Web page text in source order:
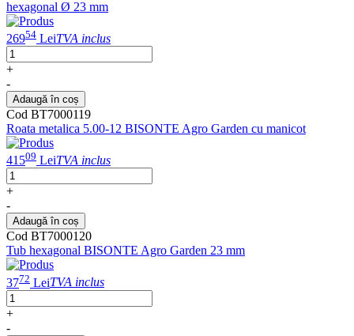
hexagonal Ø 23 mm
26954 LeiTVA inclus
+
-
Adaugă în coș
Cod BT7000119
Roata metalica 5.00-12 BISONTE Agro Garden cu manicot
41509 LeiTVA inclus
+
-
Adaugă în coș
Cod BT7000120
Tub hexagonal BISONTE Agro Garden 23 mm
3772 LeiTVA inclus
+
-